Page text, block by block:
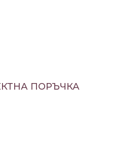
ПОРЪЧКА